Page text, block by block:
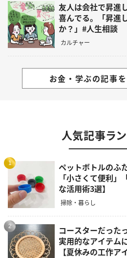
友人は会社で昇進
喜んでる。「昇進
か？」#人生相談
カルチャー
お金・学ぶの記事
人気記事ラ
1
ペットボトルのふ
「小さくて便利
な活用術3選】
掃除・暮らし
2
コースターだった
実用的なアイテム
【夏休みの工作ア